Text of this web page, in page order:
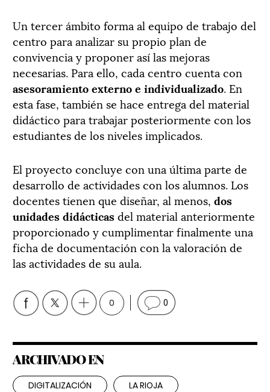
Un tercer ámbito forma al equipo de trabajo del
centro para analizar su propio plan de
convivencia y proponer así las mejoras
necesarias. Para ello, cada centro cuenta con
asesoramiento externo e individualizado. En
esta fase, también se hace entrega del material
didáctico para trabajar posteriormente con los
estudiantes de los niveles implicados.
El proyecto concluye con una última parte de
desarrollo de actividades con los alumnos. Los
docentes tienen que diseñar, al menos, dos
unidades didácticasdel material anteriormente
proporcionado y cumplimentar finalmente una
ficha de documentación con la valoración de
las actividades de su aula.
0 0
ARCHIVADO EN
DIGITALIZACIÓN LA RIOJA